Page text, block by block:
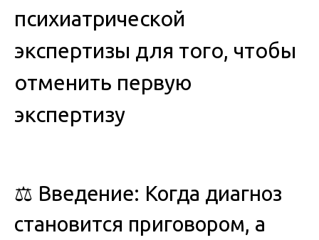
психиатрической
экспертизы для того, чтобы
отменить первую
экспертизу
⚖️ Введение: Когда диагноз
становится приговором, а